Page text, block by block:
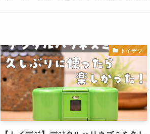
トイデジ